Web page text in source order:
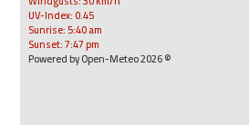
UV-Index: 0.45
Sunrise: 5:40 am
Sunset: 7:47 pm
© 2026 Powered by Open-Meteo